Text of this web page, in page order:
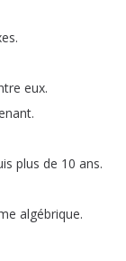
.
eux.
.
plus de 10 ans.
algébrique.